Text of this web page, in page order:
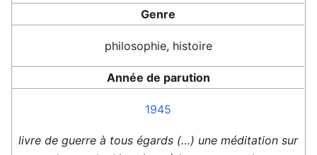
Genre
philosophie, histoire
Année de parution
1945
livre de guerre à tous égards (…) une méditation sur